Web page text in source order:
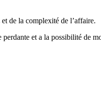
de la complexité de l’affaire.
et a la possibilité de